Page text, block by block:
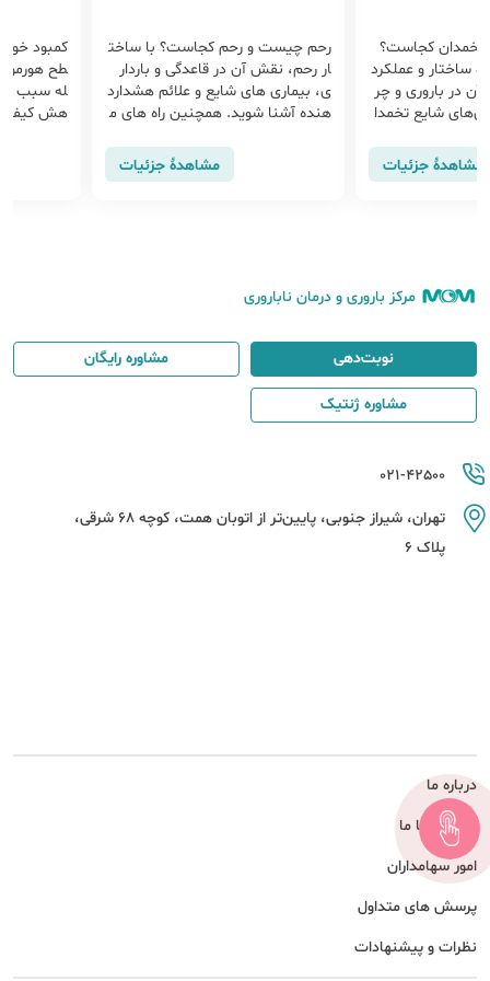
کجاست؟
ساختار و عملکرد
در باروری و چر
شایع تخمدا
مشاهدهٔ جزئیات
رحم چیست و رحم کجاست؟ با ساخت
ار رحم، نقش آن در قاعدگی و باردار
ی، بیماری‌ های شایع و علائم هشدارد
هنده آشنا شوید. همچنین راه‌ های م
مشاهدهٔ جزئیات
کمبود
طح
له سبب
هش کیفیت
مرکز باروری و درمان ناباروری
درباره ما
همکاری با ما
امور سهامداران
پرسش های متداول
نظرات و پیشنهادات
021-42500
تهران، شیراز جنوبی، پایین‌تر از اتوبان همت، کوچه 68 شرقی،
پلاک 6
نوبت‌دهی مشاوره رایگان
مشاوره ژنتیک